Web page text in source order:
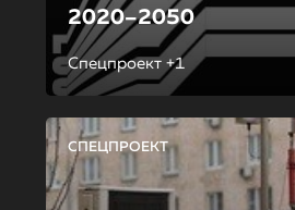
2020–2050
Спецпроект +1
СПЕЦПРОЕКТ